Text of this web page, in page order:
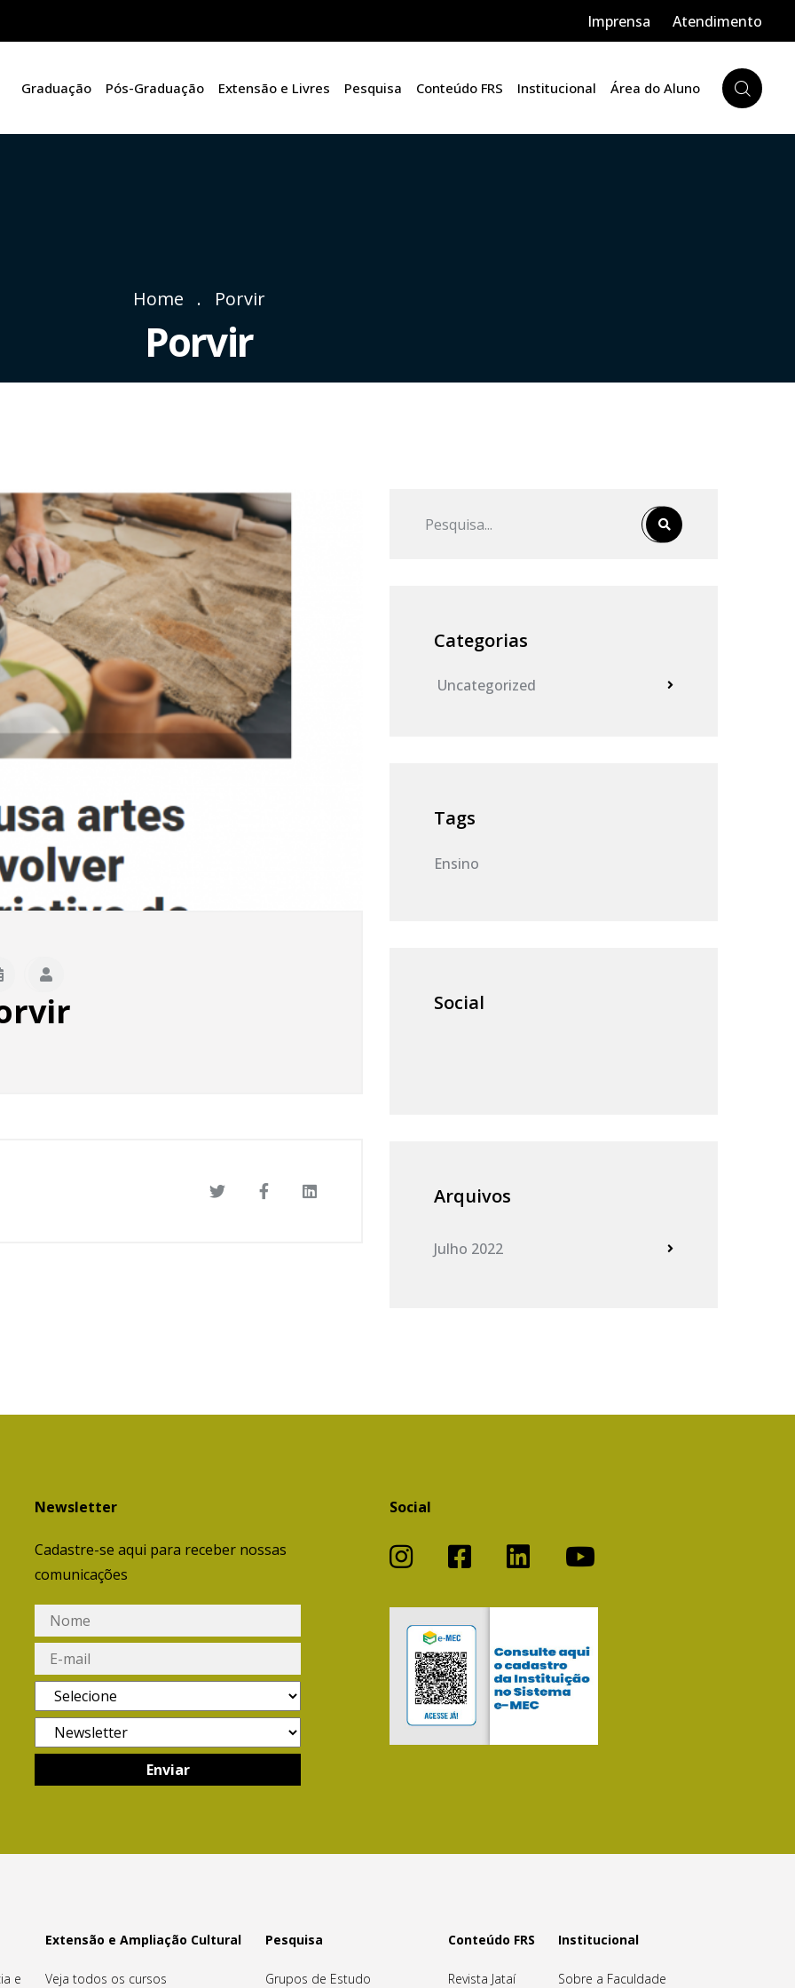
Imprensa Atendimento
Graduação Pós-Graduação Extensão e Livres Pesquisa Conteúdo FRS Institucional Área do Aluno
Home Porvir
Porvir
Categorias
Uncategorized
Tags
Ensino
Social
Arquivos
Julho 2022
Newsletter
Cadastre-se aqui para receber nossas
comunicações
Social
e
Extensão e Ampliação Cultural
Veja todos os cursos
Pesquisa
Grupos de Estudo
Conteúdo FRS
Revista Jataí
Institucional
Sobre a Faculdade